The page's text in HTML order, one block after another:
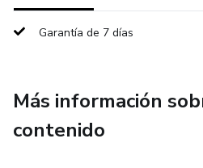
Garantía de 7 días
Más información
contenido